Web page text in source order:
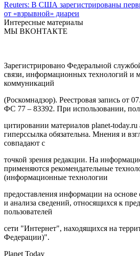
Reuters: В США зарегистрированы
от «взрывной» диареи
Интересные материалы
МЫ ВКОНТАКТЕ
Зарегистрировано Федеральной
связи, информационных технологий и
коммуникаций
(Роскомнадзор). Реестровая запись от
ФС 77 – 83392. При использовании,
цитировании материалов planet-today.ru
гиперссылка обязательна. Мнения и
совпадают с
точкой зрения редакции. На
применяются рекомендательные
(информационные технологии
предоставления информации на основе
и анализа сведений, относящихся к
пользователей
сети "Интернет", находящихся на
Федерации)".
Planet Today